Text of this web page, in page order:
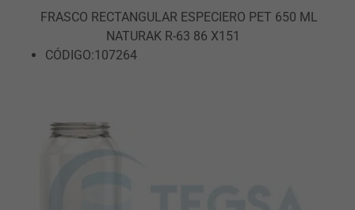
FRASCO RECTANGULAR ESPECIERO PET 650 ML
NATURAK R-63 86 X151
CÓDIGO:107264